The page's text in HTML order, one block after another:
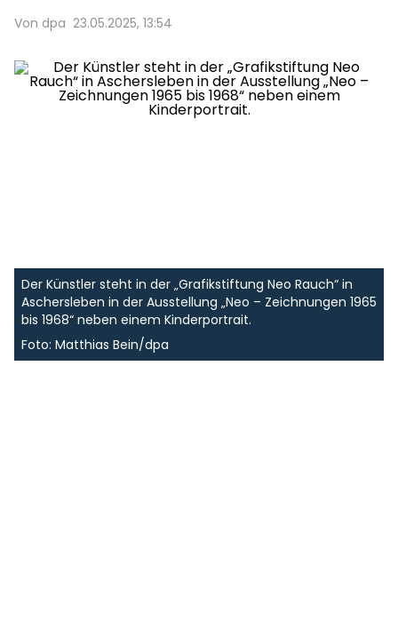
Von dpa 23.05.2025, 13:54
Der Künstler steht in der „Grafikstiftung Neo Rauch“ in
Aschersleben in der Ausstellung „Neo – Zeichnungen 1965
bis 1968“ neben einem Kinderportrait.
Foto: Matthias Bein/dpa